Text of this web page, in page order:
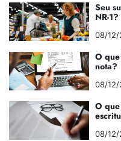
Seu
NR-1?
08/12/
O que
nota?
08/12/
O que
08/12/